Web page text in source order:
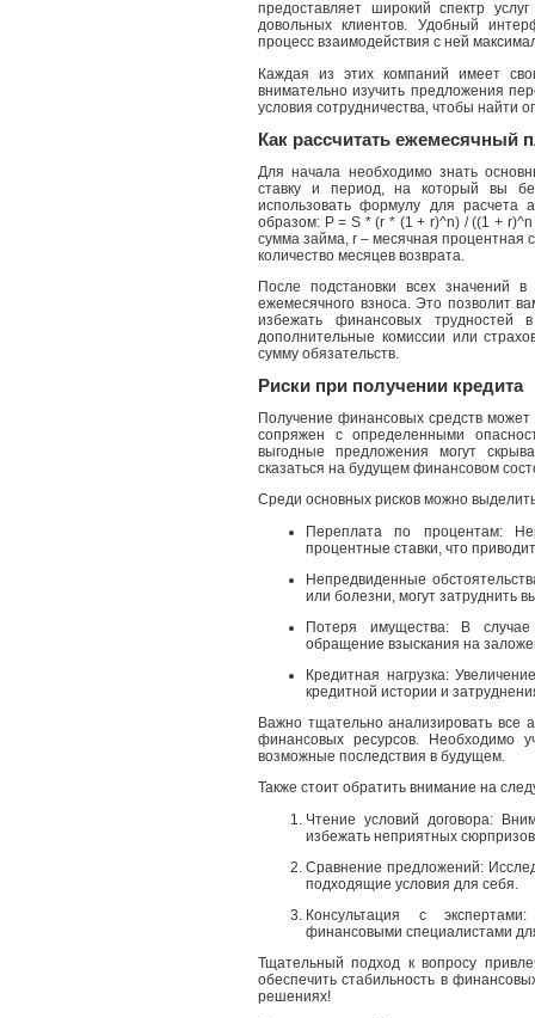
предоставляет широкий спектр
довольных клиентов. Удобный
процесс взаимодействия с ней
Каждая из этих компаний имеет
внимательно изучить предложения
условия сотрудничества, чтобы найти
Как рассчитать ежемесячный
Для начала необходимо знать
ставку и период, на который вы
использовать формулу для расчета
образом: P = S * (r * (1 + r)^n) / ((1 +
сумма займа, r – месячная процентная
количество месяцев возврата.
После подстановки всех значений
ежемесячного взноса. Это позволит
избежать финансовых трудностей
дополнительные комиссии или
сумму обязательств.
Риски при получении кредита
Получение финансовых средств
сопряжен с определенными
выгодные предложения могут
сказаться на будущем финансовом
Среди основных рисков можно
Переплата по процентам:
процентные ставки, что
Непредвиденные
или болезни, могут затруднить
Потеря имущества: В
обращение взыскания на
Кредитная нагрузка:
кредитной истории и
Важно тщательно анализировать все
финансовых ресурсов. Необходимо
возможные последствия в будущем.
Также стоит обратить внимание на
Чтение условий договора:
избежать неприятных
Сравнение предложений:
подходящие условия для себя.
Консультация с
финансовыми специалистами
Тщательный подход к вопросу
обеспечить стабильность в
решениях!